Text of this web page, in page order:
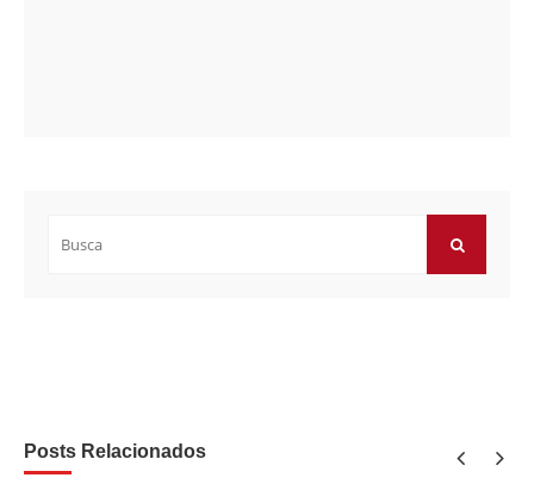
por:
Posts Relacionados